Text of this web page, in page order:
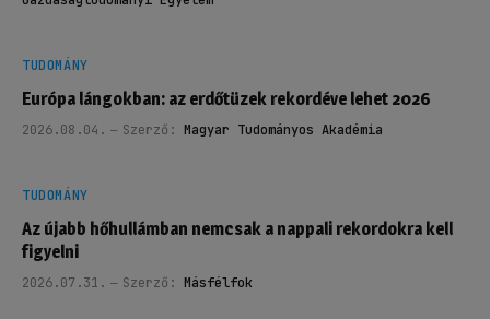
TUDOMÁNY
Európa lángokban: az erdőtüzek rekordéve lehet 2026
2026.08.04. Szerző: Magyar Tudományos Akadémia
TUDOMÁNY
Az újabb hőhullámban nemcsak a nappali rekordokra kell
figyelni
2026.07.31. Szerző: Másfélfok